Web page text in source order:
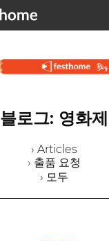
블로그: 영화제
› Articles
› 출품 요청
› 모두